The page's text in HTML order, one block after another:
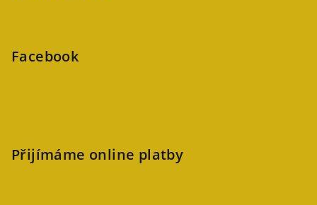
Facebook
Přijímáme online platby